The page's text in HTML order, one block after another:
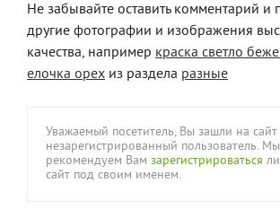
Не забывайте оставить комментарий и
другие фотографии и изображения
качества, например краска светло
елочка орех из раздела разные
Уважаемый посетитель, Вы зашли на сайт
незарегистрированный пользователь. Мы
рекомендуем Вам зарегистрироваться
сайт под своим именем.